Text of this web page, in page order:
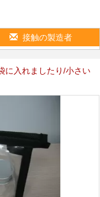
接触の製造者
に入れましたり/小さい